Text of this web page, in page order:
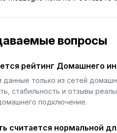
вопросы
рейтинг Домашнего
только из сетей
стабильность и отзывы
подключение.
считается нормальной